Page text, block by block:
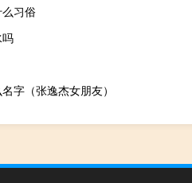
习俗
字（张逸杰女朋友）